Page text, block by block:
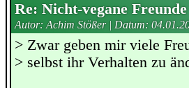
Re: Nicht-vegane Freunde
Autor: Achim Stößer | Datum:
> Zwar geben mir viele
> selbst ihr Verhalten zu